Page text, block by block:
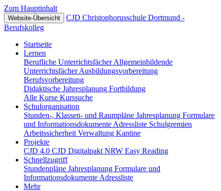
Zum Hauptinhalt
Website-Übersicht
CJD Christophorusschule Dortmund -
Berufskolleg
Startseite
Lernen
Berufliche UnterrichtsfächerAllgemeinbildende
UnterrichtsfächerAusbildungsvorbereitung
Berufsvorbereitung
Didaktische Jahresplanung Fortbildung
Alle Kurse Kurssuche
Schulorganisation
Stunden-, Klassen- und Raumpläne Jahresplanung Formulare
und Informationsdokumente Adressliste Schulgremien
Arbeitssicherheit Verwaltung Kantine
Projekte
CJD 4.0 CJD Digitalpakt NRW Easy Reading
Schnellzugriff
Stundenpläne Jahresplanung Formulare und
Informationsdokumente Adressliste
Mehr